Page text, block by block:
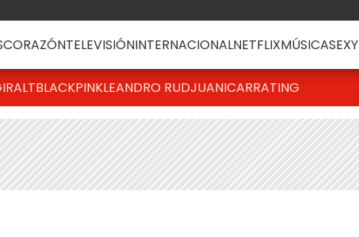
CORAZÓNTELEVISIÓNINTERNACIONALNETFLIXMÚSICASEXY
BLACKPINKLEANDRO RUDJUANICARRATING